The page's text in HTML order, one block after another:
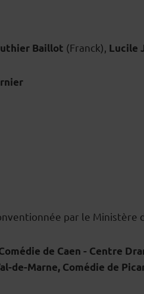
Baillot (Franck), Lucile
par le Ministère
de Caen - Centre
de-Marne, Comédie de